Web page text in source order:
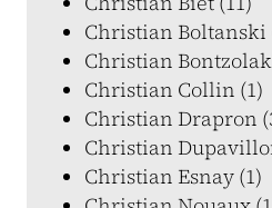
Christian Boltanski
Christian
Christian Collin (1)
Christian Drapron
Christian
Christian Esnay (1)